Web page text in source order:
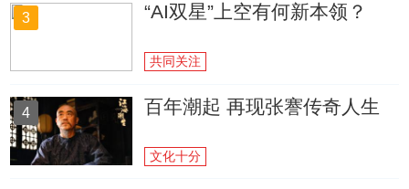
3 “AI双星”上空有何新本领？
共同关注
4 百年潮起 再现张謇传奇人生
文化十分